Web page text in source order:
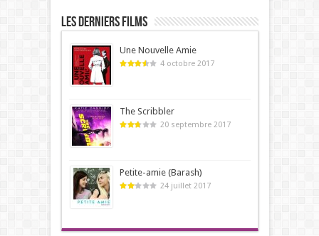
Les derniers films
Une Nouvelle Amie
4 octobre 2017
The Scribbler
20 septembre 2017
Petite-amie (Barash)
24 juillet 2017